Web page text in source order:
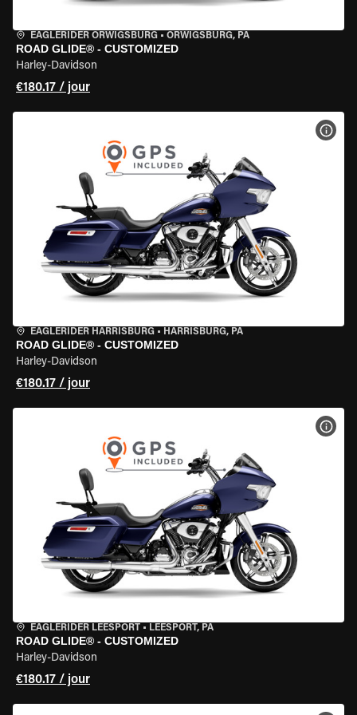
EAGLERIDER ORWIGSBURG • ORWIGSBURG, PA
ROAD GLIDE® - CUSTOMIZED
Harley-Davidson
€180.17 / jour
EAGLERIDER HARRISBURG • HARRISBURG, PA
ROAD GLIDE® - CUSTOMIZED
Harley-Davidson
€180.17 / jour
EAGLERIDER LEESPORT • LEESPORT, PA
ROAD GLIDE® - CUSTOMIZED
Harley-Davidson
€180.17 / jour